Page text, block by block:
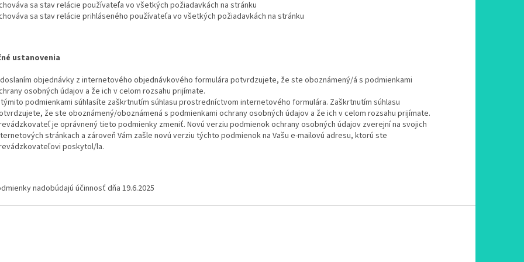
sa stav relácie používateľa vo všetkých požiadavkách na stránku
sa stav relácie prihláseného používateľa vo všetkých požiadavkách na stránku
ustanovenia
objednávky z internetového objednávkového formulára potvrdzujete, že ste oboznámený/á s podmienkami
osobných údajov a že ich v celom rozsahu prijímate.
podmienkami súhlasíte zaškrtnutím súhlasu prostredníctvom internetového formulára. Zaškrtnutím súhlasu
že ste oboznámený/oboznámená s podmienkami ochrany osobných údajov a že ich v celom rozsahu prijímate.
je oprávnený tieto podmienky zmeniť. Novú verziu podmienok ochrany osobných údajov zverejní na svojich
stránkach a zároveň Vám zašle novú verziu týchto podmienok na Vašu e-mailovú adresu, ktorú ste
poskytol/la.
nadobúdajú účinnosť dňa 19.6.2025